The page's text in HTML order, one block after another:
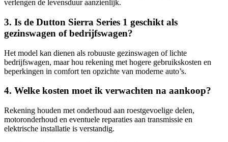
verlengen de levensduur aanzienlijk.
3. Is de Dutton Sierra Series 1 geschikt als
gezinswagen of bedrijfswagen?
Het model kan dienen als robuuste gezinswagen of lichte
bedrijfswagen, maar hou rekening met hogere gebruikskosten en
beperkingen in comfort ten opzichte van moderne auto’s.
4. Welke kosten moet ik verwachten na aankoop?
Rekening houden met onderhoud aan roestgevoelige delen,
motoronderhoud en eventuele reparaties aan transmissie en
elektrische installatie is verstandig.